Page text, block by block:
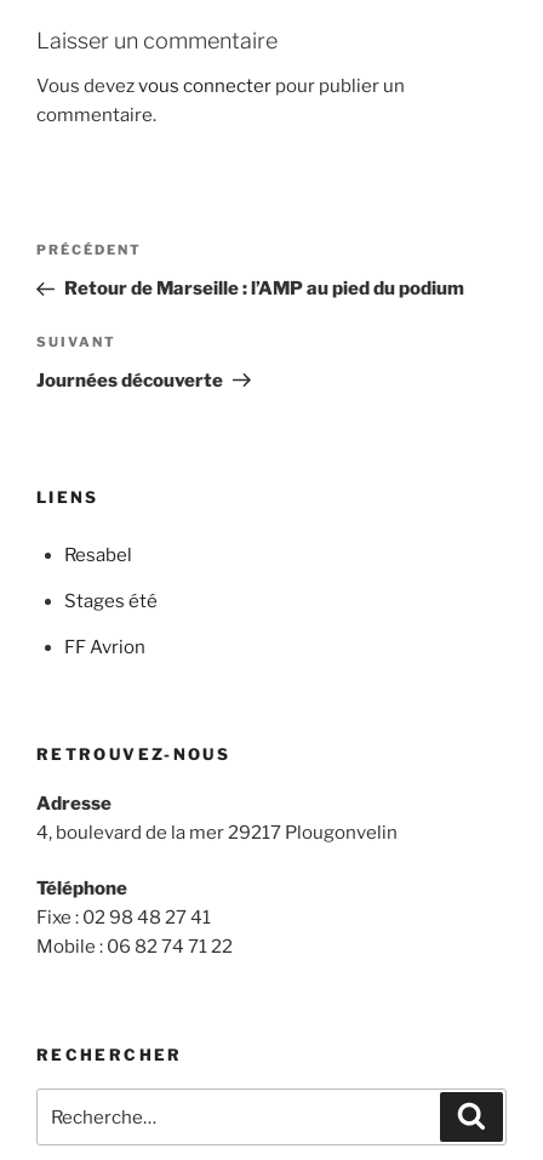
Laisser un commentaire
Vous devezvous connecter pour publier un
commentaire.
Navigation
l’article
Article
précédent
PRÉCÉDENT
Retour de Marseille : l’AMP au pied du podium
Article
suivant
SUIVANT
Journées découverte
LIENS
Resabel
Stages été
FF Avrion
RETROUVEZ-NOUS
Adresse
4, boulevard de la mer29217 Plougonvelin
Téléphone
Fixe : 02 98 48 27 41
Mobile : 06 82 74 71 22
RECHERCHER
pour